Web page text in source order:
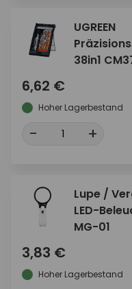
UGREEN
38in1
6,62 €
Hoher Lagerbestand
- +
Lupe /
LED-
MG-01
3,83 €
Hoher Lagerbestand